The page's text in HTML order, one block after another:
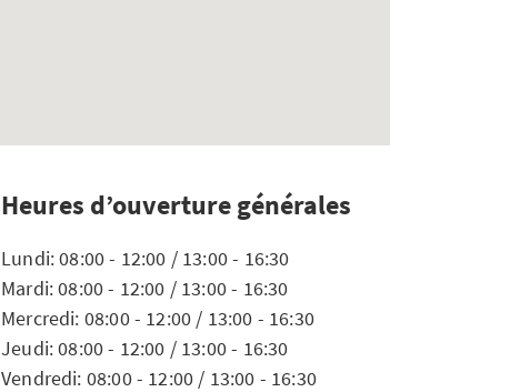
Heures d’ouverture générales
Lundi: 08:00 - 12:00 / 13:00 - 16:30
Mardi: 08:00 - 12:00 / 13:00 - 16:30
Mercredi: 08:00 - 12:00 / 13:00 - 16:30
Jeudi: 08:00 - 12:00 / 13:00 - 16:30
Vendredi: 08:00 - 12:00 / 13:00 - 16:30